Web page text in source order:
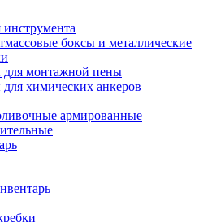
боксы и металлические
для монтажной пены
химических анкеров
армированные